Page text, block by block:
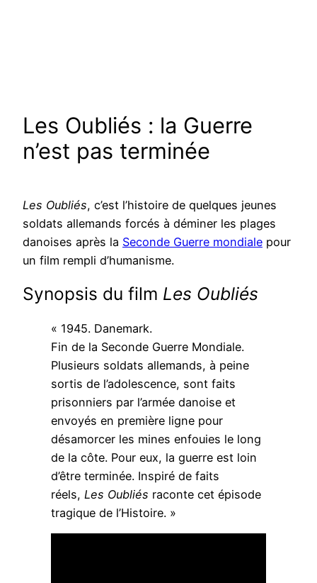
Les Oubliés : la Guerre
n’est pas terminée
Les Oubliés, c’est l’histoire de quelques jeunes
soldats allemands forcés à déminer les plages
danoises après la Seconde Guerre mondiale pour
un film rempli d’humanisme.
Synopsis du film Les Oubliés
« 1945. Danemark.
Fin de la Seconde Guerre Mondiale.
Plusieurs soldats allemands, à peine
sortis de l’adolescence, sont faits
prisonniers par l’armée danoise et
envoyés en première ligne pour
désamorcer les mines enfouies le long
de la côte. Pour eux, la guerre est loin
d’être terminée. Inspiré de faits
réels, Les Oubliés raconte cet épisode
tragique de l’Histoire. »